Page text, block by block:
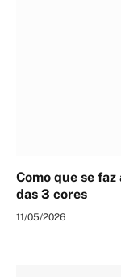
Como que se
das 3 cores
11/05/2026